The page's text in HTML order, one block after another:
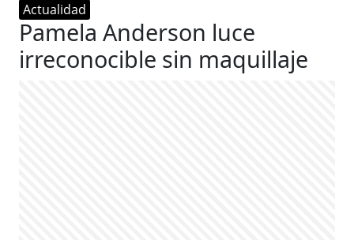
Actualidad
Pamela Anderson luce
irreconocible sin maquillaje